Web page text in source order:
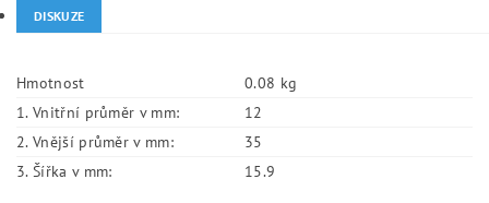
DISKUZE
Hmotnost
0.08 kg
1. Vnitřní průměr v mm:
12
2. Vnější průměr v mm:
35
3. Šířka v mm:
15.9